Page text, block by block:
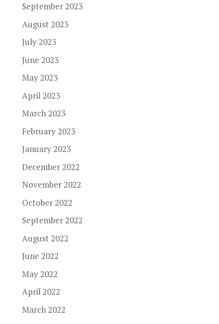
September 2023
August 2023
July 2023
June 2023
May 2023
April 2023
March 2023
February 2023
January 2023
December 2022
November 2022
October 2022
September 2022
August 2022
June 2022
May 2022
April 2022
March 2022